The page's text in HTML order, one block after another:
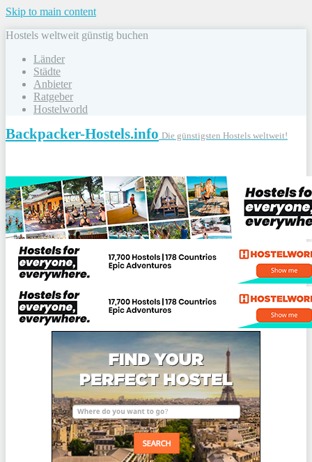
Skip to main content
Hostels weltweit günstig buchen
Länder
Städte
Anbieter
Ratgeber
Hostelworld
Backpacker-Hostels.info Die günstigsten Hostels weltweit!